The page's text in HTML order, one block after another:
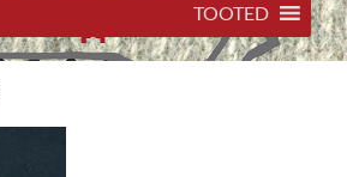
TOOTED